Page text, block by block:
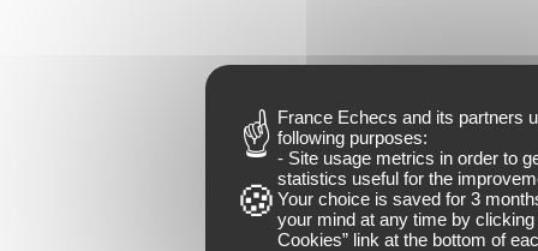
France Echecs and its partners
following purposes:
- Site usage metrics in order to
statistics useful for the
Your choice is saved for 3
your mind at any time by clicking
Cookies” link at the bottom of